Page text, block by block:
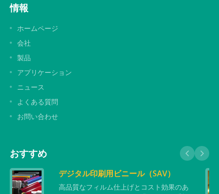
情報
ホームページ
会社
製品
アプリケーション
ニュース
よくある質問
お問い合わせ
おすすめ
デジタル印刷用ビニール（SAV）
高品質なフィルム仕上げとコスト効果のあ